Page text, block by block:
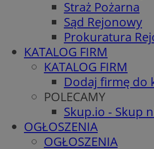
Straż Pożarna
Sąd Rejonowy
Prokuratura
KATALOG FIRM
KATALOG FIRM
Dodaj firmę do
POLECAMY
Skup.io - Skup
OGŁOSZENIA
OGŁOSZENIA